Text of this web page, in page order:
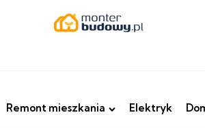
Remont mieszkania Elektryk